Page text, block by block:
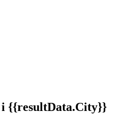
i {{resultData.City}}